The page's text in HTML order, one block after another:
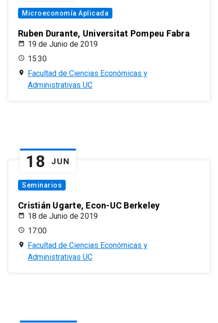
Microeconomía Aplicada
Ruben Durante, Universitat Pompeu Fabra
19 de Junio de 2019
15:30
Facultad de Ciencias Económicas y
Administrativas UC
18 JUN
Seminarios
Cristián Ugarte, Econ-UC Berkeley
18 de Junio de 2019
17:00
Facultad de Ciencias Económicas y
Administrativas UC